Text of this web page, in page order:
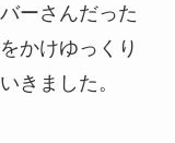
ーさんだった
かけゆっくり
きました。